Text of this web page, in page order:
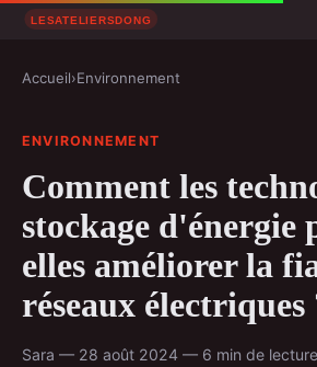
Accueil›Environnement
ENVIRONNEMENT
Comment les
stockage d'énergie
elles améliorer la
réseaux électriques
Sara — 28 août 2024 — 6 min de lecture